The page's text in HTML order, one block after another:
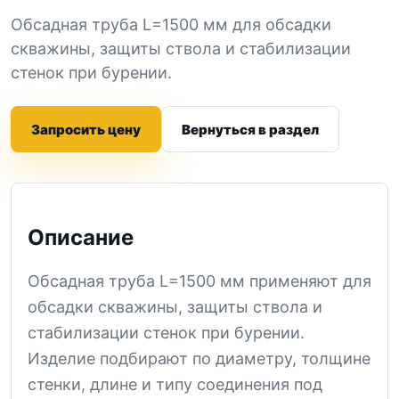
Обсадная труба L=1500 мм для обсадки
скважины, защиты ствола и стабилизации
стенок при бурении.
Запросить цену Вернуться в раздел
Описание
Обсадная труба L=1500 мм применяют для
обсадки скважины, защиты ствола и
стабилизации стенок при бурении.
Изделие подбирают по диаметру, толщине
стенки, длине и типу соединения под